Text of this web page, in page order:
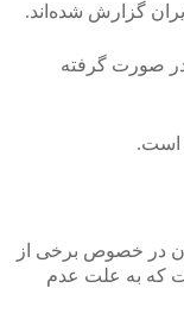
صورت گرفته
در خصوص برخی از
که به علت عدم